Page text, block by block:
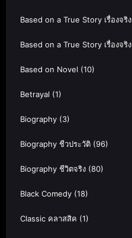
Based on a True Story เรื่องจริง
Based on a True Story เรื่องจริง
Based on Novel (10)
Betrayal (1)
Biography (3)
Biography ชีวประวัติ (96)
Biography ชีวิตจริง (80)
Black Comedy (18)
Classic คลาสสิค (1)